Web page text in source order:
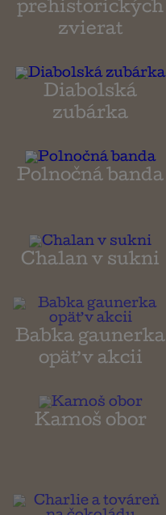
prehistorických
zvierat
Diabolská
zubárka
Polnočná banda
Chalan v sukni
Babka gaunerka
opäť v akcii
Kamoš obor